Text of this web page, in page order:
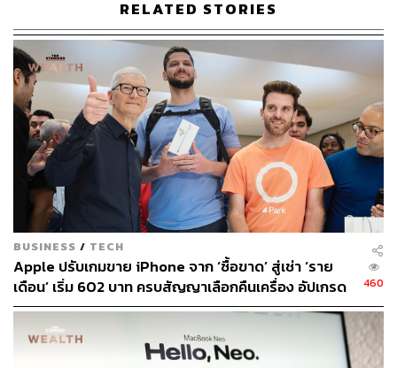
Lightful C + Coral Grass ให้ผิวดูเรียบเนียนสม่ำเสมอ ดูโกลว
สวยเหมาะสำหรับการเตรียมผิวให้เมกอัพสวยยาวนานตลอด
ทั้งวัน (1,900 บาท)
แต่งผิวให้บางที่สุด ช่วยลดความเสี่ยงเมกอัพไหลเยิ้มได้ดีที่สุด
อีกหนึ่งความเข้าใจผิดๆ เวลาอยากแต่งหน้าให้สวยนานและ
ติดทนคือ การเลือกผลิตภัณฑ์แต่งหน้าที่มอบการปกปิดระดับ
สูงสุด ซึ่งส่วนใหญ่มักจะระบุบนฉลากผลิตภัณฑ์ ว่าสามารถ
ติดทนนานกี่ชั่วโมงก็ว่าไป แต่รู้หรือไม่ว่า ยิ่งเป็นผลิตภัณฑ์ที่
ให้การปกปิดสูง เนื้อผลิตภัณฑ์ยิ่งมีเทกซ์เจอร์ที่เข้มข้นและ
หนากว่าปกติ ซึ่งแม้จะปกปิดริ้วรอยได้ดีเยี่ยม แต่เมื่อเจอกับ
สภาพอากาศร้อน บวกกับมลภาวะฝุ่นละออง ก็ยิ่งมีความเสี่ยง
ที่เมกอัพจะไหลเยิ้มระหว่างวันได้ ทางแก้ที่ง่ายที่สุดคือ ใช้
รองพื้นเนื้อเบาบางยิ่งเบาบางเท่าไร ยิ่งลดปัญหาเมกอัพไหล
เยิ้มได้มากเท่านั้น ที่สำคัญการแต่งหน้าแบบไม่ลงชั้นมาก
เหมาะกับบ้านเราที่สุดแล้ว
RELATED STORIES
BUSINESS / TECH
Apple ปรับเกมขาย iPhone จาก ‘ซื้อขาด’ สู่เช่า ‘ราย
เดือน’ เริ่ม 602 บาท ครบสัญญาเลือกคืนเครื่อง อัปเกรด
หรือจ่ายเพิ่มเพื่อเก็บไว้
460